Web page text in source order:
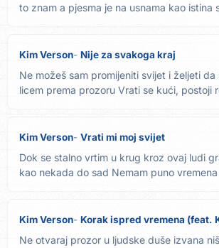
to znam a pjesma je na usnama kao istina
Kim Verson Nije za svakoga kraj
Ne možeš sam promijeniti svijet i željeti da
licem prema prozoru Vrati se kući, postoji
Kim Verson Vrati mi moj svijet
Dok se stalno vrtim u krug kroz ovaj ludi
kao nekada do sad Nemam puno
Kim Verson Korak ispred vremena (feat.
Ne otvaraj prozor u ljudske duše izvana